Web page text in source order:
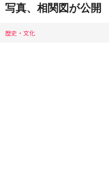
写真、相関図が公開
歴史・文化